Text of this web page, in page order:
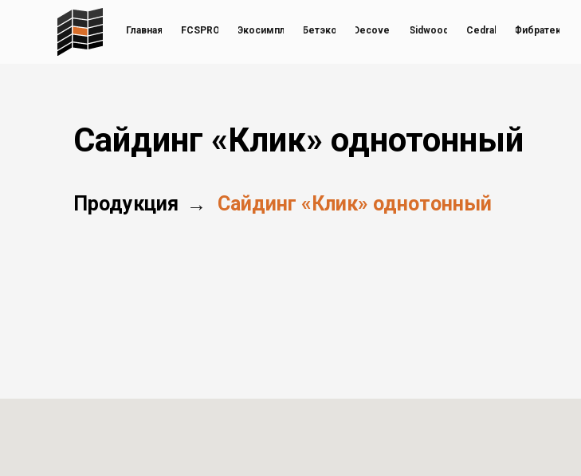
Главная FCSPRO Бетэко Decover Sidwood Cedral Фибратек
Экосимпл
Сайдинг «Клик» однотонный
Продукция → Сайдинг «Клик» однотонный